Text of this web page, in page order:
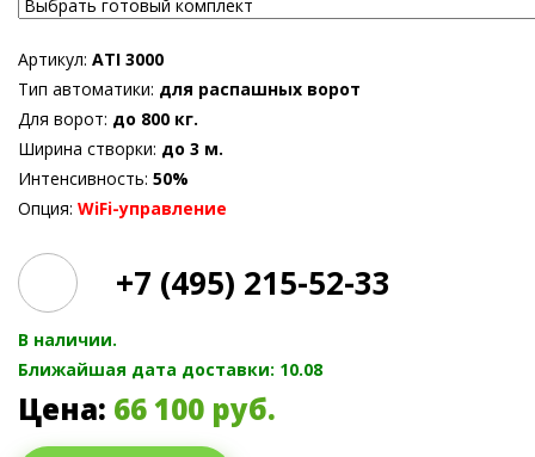
Артикул: ATI 3000
Тип автоматики: для распашных ворот
Для ворот: до 800 кг.
Ширина створки: до 3 м.
Интенсивность: 50%
Опция: WiFi-управление
+7 (495) 215-52-33
В наличии.
Ближайшая дата доставки: 10.08
Цена: 66 100 руб.